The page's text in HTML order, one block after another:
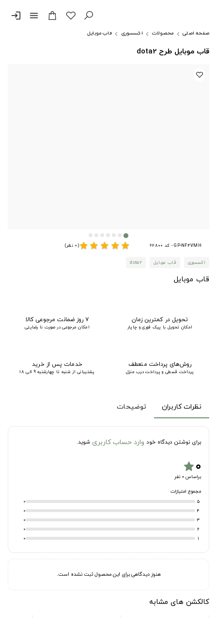
menu
login
صفحه اصلی محصولات اکسسوری قاب موبایل
قاب موبایل طرح dota2
GP-NF4VMH - کد 62800 star
star
star
star
star(0 نظر)
اکسسوری قاب موبایل dota2
قاب موبایل
تحویل در کمترین زمان
امکان تحویل با پیک فوری و چاپار
۷ روز ضمانت مرجوعی کالا
امکان مرجوعی در صورت نا رضایتی
روش‌های پرداخت منعطف
پرداخت قسطی و پرداخت درب منزل
خدمات پس از خرید
پشتیبانی از شنبه تا چهارشنبه 9 الی 18
نظرات کاربران توضیحات
برای نوشتن دیدگاه خود وارد حساب کاربری شوید.
۰star
براساس 0 نفر
مجموع امتیازات
5
0
4
0
3
0
2
0
1
0
هنوز دیدگاهی برای این محصول ثبت نشده است.
کالکشن های مشابه